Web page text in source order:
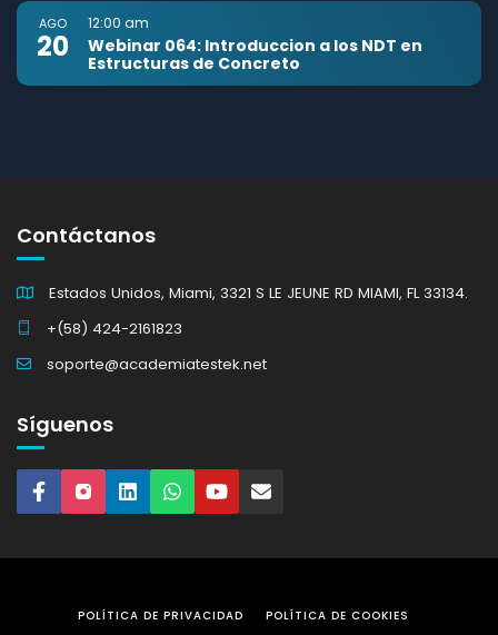
AGO
20
12:00 am
Webinar 064: Introduccion a los NDT en
Estructuras de Concreto
Contáctanos
Estados Unidos, Miami, 3321 S LE JEUNE RD MIAMI, FL 33134.
+(58) 424-2161823
soporte@academiatestek.net
Síguenos
POLÍTICA DE PRIVACIDAD
POLÍTICA DE COOKIES